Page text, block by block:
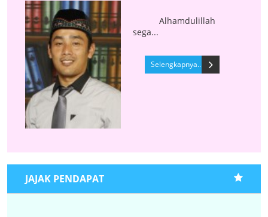
Alhamdulillah
sega...
Selengkapnya..
JAJAK PENDAPAT